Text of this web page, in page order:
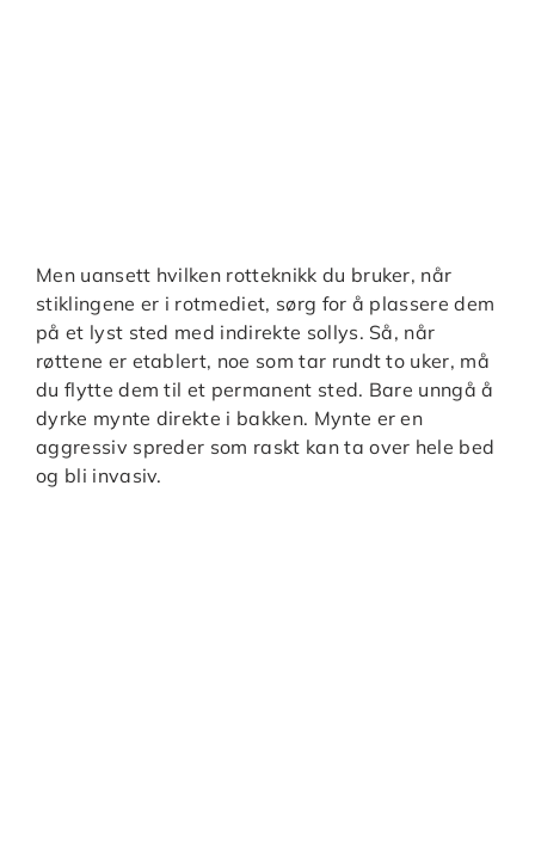
Men uansett hvilken rotteknikk du bruker, når
stiklingene er i rotmediet, sørg for å plassere dem
på et lyst sted med indirekte sollys. Så, når
røttene er etablert, noe som tar rundt to uker, må
du flytte dem til et permanent sted. Bare unngå å
dyrke mynte direkte i bakken. Mynte er en
aggressiv spreder som raskt kan ta over hele bed
og bli invasiv.